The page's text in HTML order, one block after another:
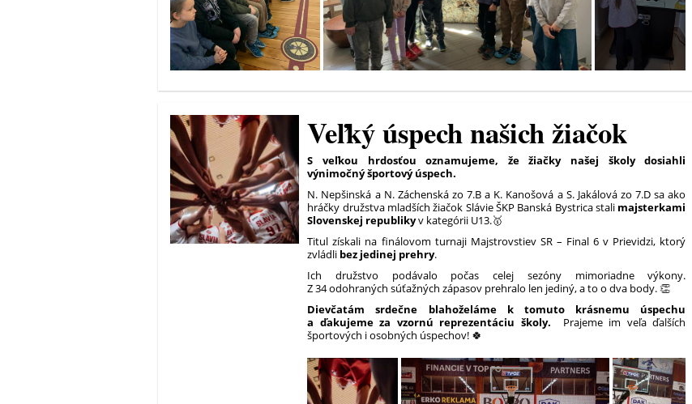
Veľký úspech našich žiačok
S veľkou hrdosťou oznamujeme, že žiačky našej školy dosiahli
výnimočný športový úspech.
N. Nepšinská a N. Záchenská zo 7.B a K. Kanošová a S. Jakálová zo 7.D sa ako
hráčky družstva mladších žiačok Slávie ŠKP Banská Bystrica stali majsterkami
Slovenskej republikyv kategórii U13.🥇
Titul získali na finálovom turnaji Majstrovstiev SR – Final 6 v Prievidzi, ktorý
zvládli bez jedinej prehry.
Ich družstvo podávalo počas celej sezóny mimoriadne výkony.
Z 34 odohraných súťažných zápasov prehralo len jediný, a to o dva body. 👏
Dievčatám srdečne blahoželáme k tomuto krásnemu úspechu
a ďakujeme za vzornú reprezentáciu školy. Prajeme im veľa ďalších
športových i osobných úspechov! 🍀